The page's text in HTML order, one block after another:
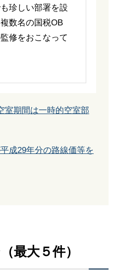
珍しい部署を設
数名の国税OB
修をおこなって
室期間は一時的空室部
成29年分の路線価等を
最大５件）